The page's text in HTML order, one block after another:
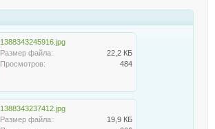
1388343245916.jpg
Размер файла:
22,2 КБ
Просмотров:
484
1388343237412.jpg
Размер файла:
19,9 КБ